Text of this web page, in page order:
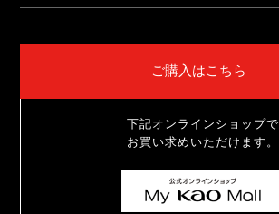
ご購入はこちら
下記オンラインショップで
お買い求めいただけます。